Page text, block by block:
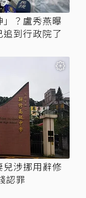
？盧秀燕曝
追到行政院了
涉挪用辭修
認罪